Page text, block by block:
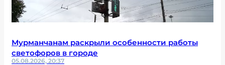
Мурманчанам раскрыли особенности работы
светофоров в городе
05.08.2026, 20:37